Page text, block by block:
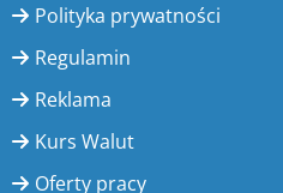
Polityka prywatności
Regulamin
Reklama
Kurs Walut
Oferty pracy